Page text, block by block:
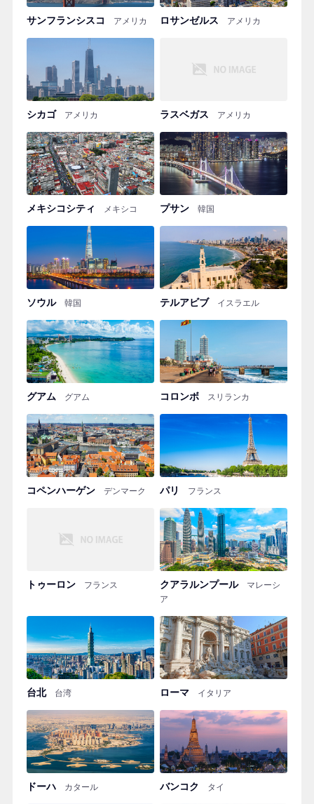
サンフランシスコ アメリカ ロサンゼルス アメリカ
シカゴ アメリカ ラスベガス アメリカ
メキシコシティ メキシコ プサン 韓国
ソウル 韓国 テルアビブ イスラエル
グアム グアム コロンボ スリランカ
コペンハーゲン デンマーク パリ フランス
トゥーロン フランス クアラルンプール
マレーシ
ア
台北 台湾 ローマ イタリア
ドーハ カタール バンコク タイ